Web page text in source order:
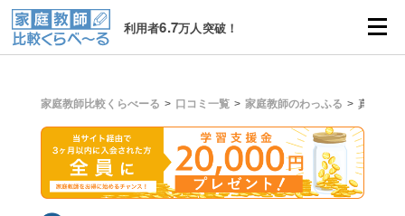
利用者6.7万人突破！
家庭教師比較くらべーる 口コミ一覧 家庭教師のわっふる 真摯にお